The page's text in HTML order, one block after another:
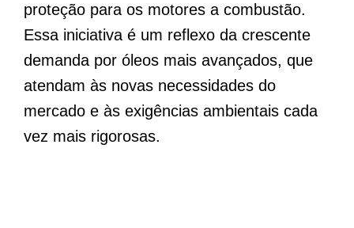
proteção para os motores a combustão.
Essa iniciativa é um reflexo da crescente
demanda por óleos mais avançados, que
atendam às novas necessidades do
mercado e às exigências ambientais cada
vez mais rigorosas.